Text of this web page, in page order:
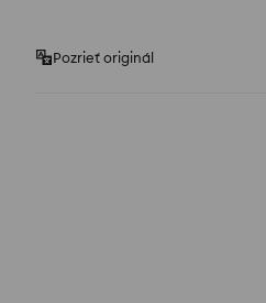
Pozrieť originál